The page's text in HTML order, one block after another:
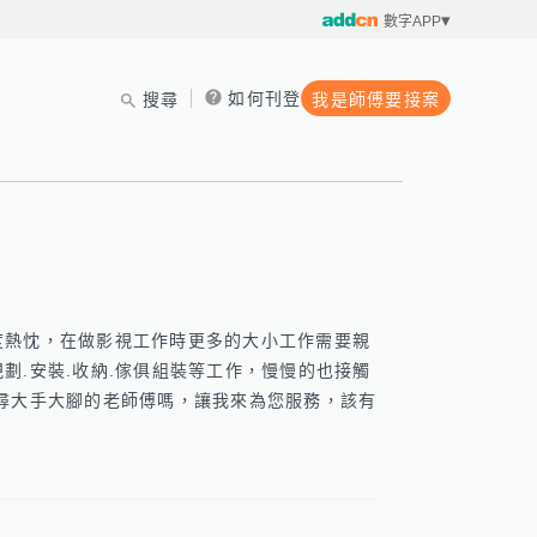
數字APP
搜尋 如何刊登 我是師傅要接案
忱，在做影視工作時更多的大小工作需要親
.安裝.收納.傢俱組裝等工作，慢慢的也接觸
手大腳的老師傅嗎，讓我來為您服務，該有